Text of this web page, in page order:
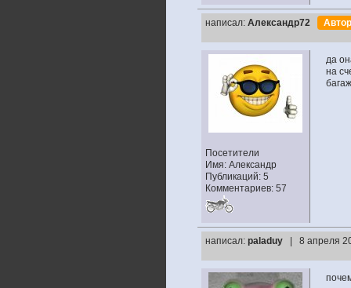
написал: Александр72
Посетители
Имя: Александр
Публикаций: 5
Комментариев: 57
да
на
написал: paladuy | 8 апреля